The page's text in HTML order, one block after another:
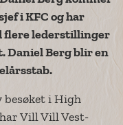
i KFC og har
flere lederstillinger
Daniel Berg blir en
besøket i High
Vill Vill Vest-